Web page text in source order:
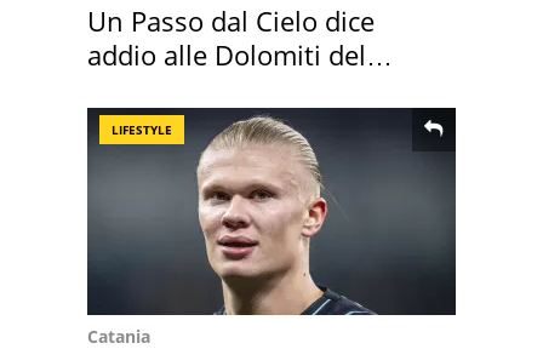
Un Passo dal Cielo dice
addio alle Dolomiti del
LIFESTYLE
Catania